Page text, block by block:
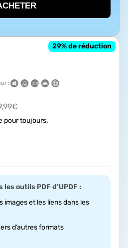
29% de réduction
:
€
pour toujours.
outils PDF d’UPDF :
images et les liens dans les
d’autres formats